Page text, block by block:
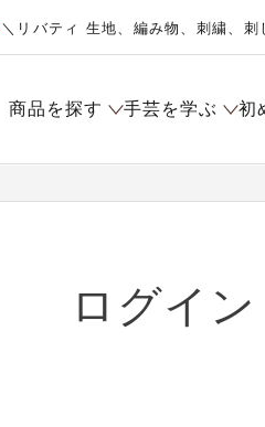
＼リバティ 生地、編み物、刺繍、刺
商品を探す 手芸を学ぶ 初
ログイン